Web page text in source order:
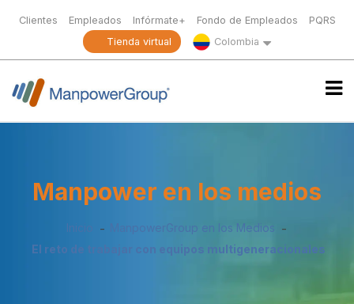
Clientes Empleados Infórmate+ Fondo de Empleados
PQRS
Tienda virtual
Colombia
Manpower en los medios
Inicio
ManpowerGroup en los Medios
El reto de trabajar con equipos multigeneracionales